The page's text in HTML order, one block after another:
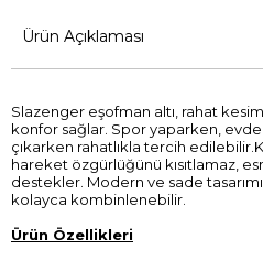
Ürün Açıklaması
Slazenger eşofman altı, rahat
konfor sağlar. Spor yaparken, evde
çıkarken rahatlıkla tercih
hareket özgürlüğünü kısıtlamaz,
destekler. Modern ve sade
kolayca kombinlenebilir.
Ürün Özellikleri